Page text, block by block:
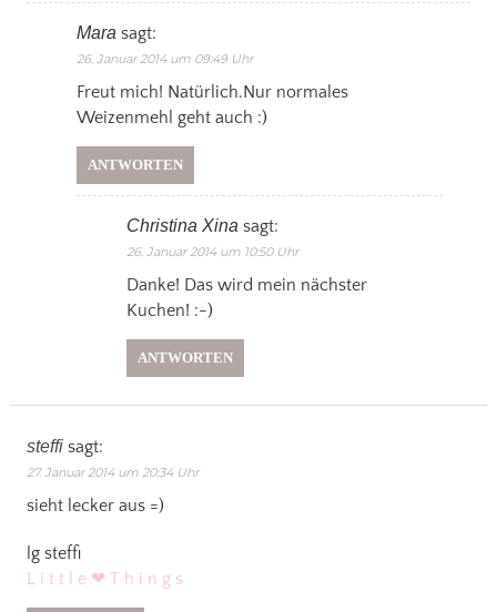
Mara sagt:
26. Januar 2014 um 09:49 Uhr
Freut mich! Natürlich.Nur normales
Weizenmehl geht auch :)
ANTWORTEN
Christina Xina sagt:
26. Januar 2014 um 10:50 Uhr
Danke! Das wird mein nächster
Kuchen! :-)
ANTWORTEN
steffi sagt:
27. Januar 2014 um 20:34 Uhr
sieht lecker aus =)
lg steffi
L i t t l e ❤ T h i n g s